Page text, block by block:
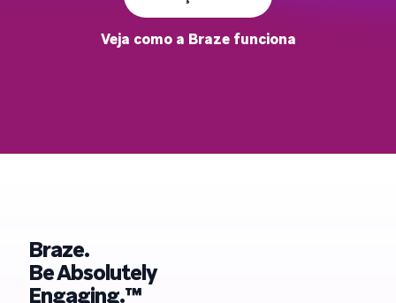
Veja como a Braze funciona
Braze.
Be Absolutely
Engaging.™